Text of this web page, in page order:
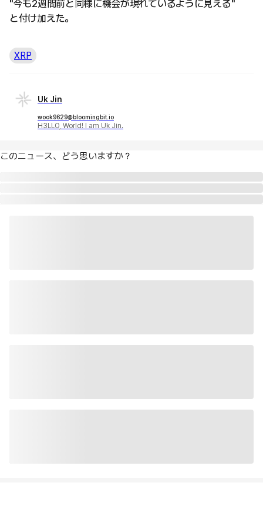
"今も2週間前と同様に機会が現れているように見える"
と付け加えた。
XRP
Uk Jin
wook9629@bloomingbit.io
H3LLO, World! I am Uk Jin.
このニュース、どう思いますか？